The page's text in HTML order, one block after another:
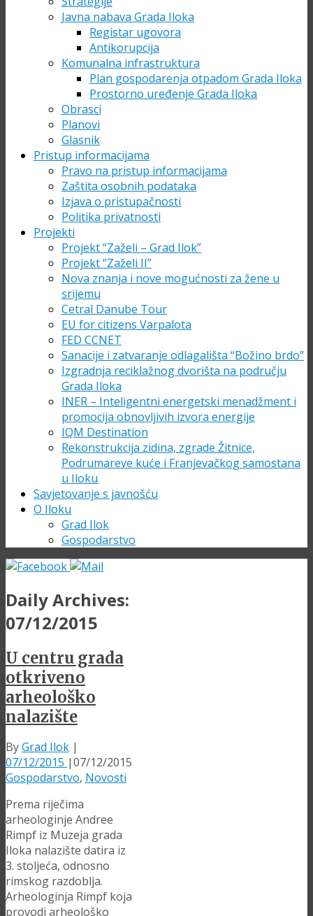
Javna nabava Grada Iloka
Registar ugovora
Antikorupcija
Komunalna infrastruktura
Plan gospodarenja otpadom Grada Iloka
Prostorno uređenje Grada Iloka
Obrasci
Planovi
Glasnik
Pristup informacijama
Pravo na pristup informacijama
Zaštita osobnih podataka
Izjava o pristupačnosti
Politika privatnosti
Projekti
Projekt “Zaželi – Grad Ilok”
Projekt “Zaželi II”
Nova znanja i nove mogućnosti za žene u
srijemu
Cetral Danube Tour
EU for citizens Varpalota
FED CCNET
Sanacije i zatvaranje odlagališta “Božino brdo”
Izgradnja reciklažnog dvorišta na području
Grada Iloka
INER – Inteligentni energetski menadžment i
promocija obnovljivih izvora energije
IQM Destination
Rekonstrukcija zidina, zgrade Žitnice,
Podrumareve kuće i Franjevačkog samostana
u Iloku
Savjetovanje s javnošću
O Iloku
Grad Ilok
Gospodarstvo
Daily Archives:
07/12/2015
U centru grada
otkriveno
arheološko
nalazište
ByGrad Ilok |
07/12/2015 |07/12/2015
Gospodarstvo, Novosti
Prema riječima
arheologinje Andree
Rimpf iz Muzeja grada
Iloka nalazište datira iz
3. stoljeća, odnosno
rimskog razdoblja.
Arheologinja Rimpf koja
provodi arheološko